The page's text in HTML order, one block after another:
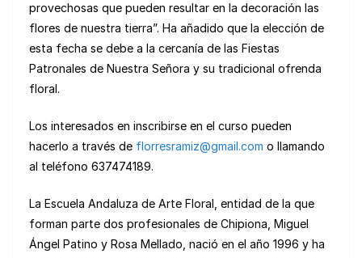
provechosas que pueden resultar en la decoración las
flores de nuestra tierra”. Ha añadido que la elección de
esta fecha se debe a la cercanía de las Fiestas
Patronales de Nuestra Señora y su tradicional ofrenda
floral.
Los interesados en inscribirse en el curso pueden
hacerlo a través de florresramiz@gmail.com o llamando
al teléfono 637474189.
La Escuela Andaluza de Arte Floral, entidad de la que
forman parte dos profesionales de Chipiona, Miguel
Ángel Patino y Rosa Mellado, nació en el año 1996 y ha